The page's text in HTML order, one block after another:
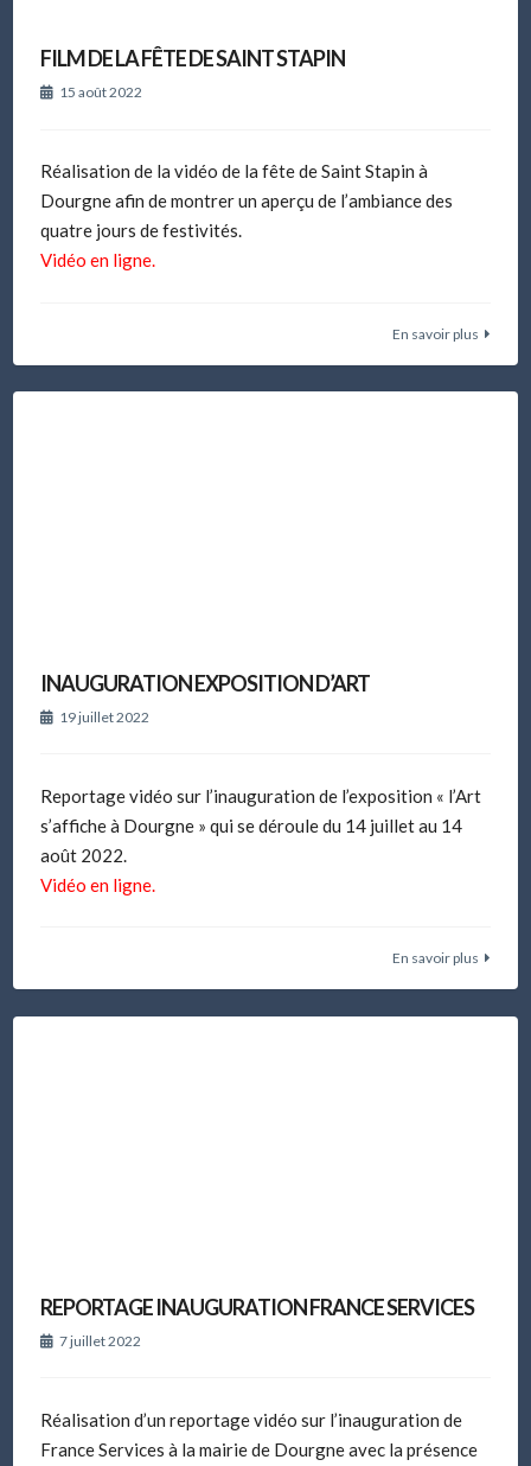
FILM DE LA FÊTE DE SAINT STAPIN
15 août 2022
Réalisation de la vidéo de la fête de Saint Stapin à
Dourgne afin de montrer un aperçu de l’ambiance des
quatre jours de festivités.
Vidéo en ligne.
En savoir plus
INAUGURATION EXPOSITION D’ART
19 juillet 2022
Reportage vidéo sur l’inauguration de l’exposition « l’Art
s’affiche à Dourgne » qui se déroule du 14 juillet au 14
août 2022.
Vidéo en ligne.
En savoir plus
REPORTAGE INAUGURATION FRANCE SERVICES
7 juillet 2022
Réalisation d’un reportage vidéo sur l’inauguration de
France Services à la mairie de Dourgne avec la présence